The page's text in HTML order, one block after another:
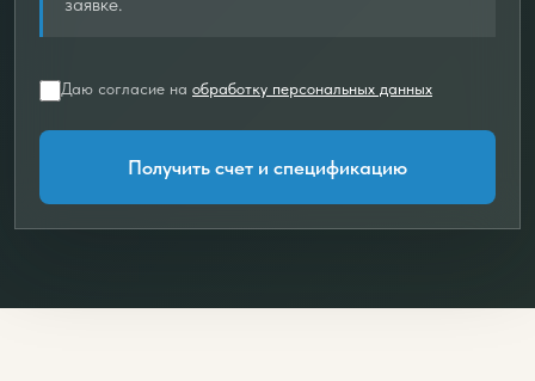
Даю согласие на обработку персональных данных
Получить счет и спецификацию